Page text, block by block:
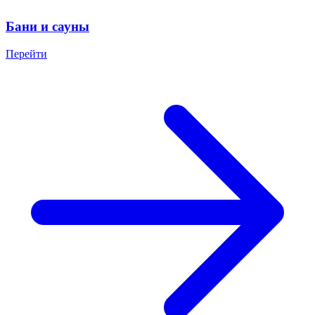
Бани и сауны
Перейти